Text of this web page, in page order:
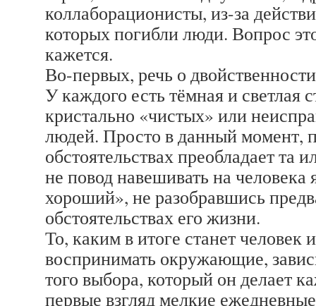
коллаборационисты, из-за
которых погибли люди. Вопрос
кажется.
Во-первых, речь о
У каждого есть тёмная и светлая
кристально «чистых» или
людей. Просто в данный момент,
обстоятельствах преобладает та
не повод навешивать на
хороший», не разобравшись
обстоятельствах его жизни.
То, каким в итоге станет человек
воспринимать окружающие,
того выбора, который он делает
первые взгляд мелкие